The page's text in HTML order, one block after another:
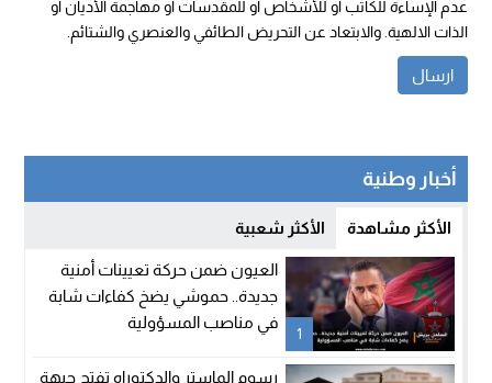
عدم الإساءة للكاتب أو للأشخاص أو للمقدسات أو مهاجمة الأديان أو
الذات الالهية. والابتعاد عن التحريض الطائفي والعنصري والشتائم.
أخبار وطنية
الأكثر مشاهدة الأكثر شعبية
1
العيون ضمن حركة تعيينات أمنية
جديدة.. حموشي يضخ كفاءات شابة
في مناصب المسؤولية
رسوم الماستر والدكتوراه تفتح جبهة